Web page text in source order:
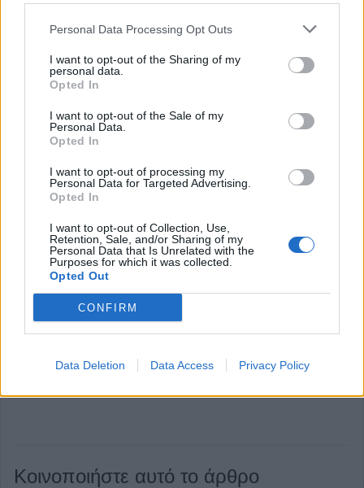
Personal Data Processing Opt Outs
I want to opt-out of the Sharing of my
personal data.
Opted In
I want to opt-out of the Sale of my
Personal Data.
Opted In
I want to opt-out of processing my
Personal Data for Targeted Advertising.
Opted In
I want to opt-out of Collection, Use,
Retention, Sale, and/or Sharing of my
Personal Data that Is Unrelated with the
Purposes for which it was collected.
Opted Out
CONFIRM
Data Deletion Data Access Privacy Policy
Κοινοποιήστε αυτό το άρθρο